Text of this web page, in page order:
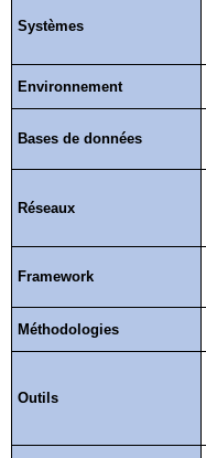
Systèmes
Environnement
Bases de données
Réseaux
Framework
Méthodologies
Outils